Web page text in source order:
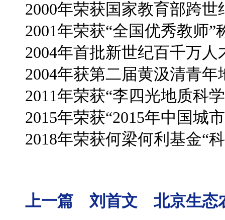
2000年荣获国家教育部跨世
2001年荣获“全国优秀教师”
2004年首批新世纪百千万
2004年获第二届黄汲清青
2011年荣获“李四光地质科
2015年荣获“2015年中国城
2018年荣获何梁何利基金“
上一篇 刘首文 北京生态